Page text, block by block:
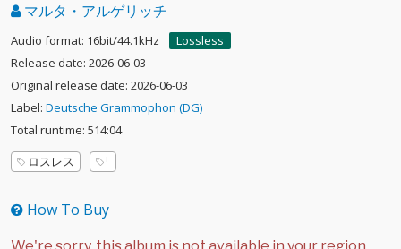
マルタ・アルゲリッチ
Audio format: 16bit/44.1kHz
Lossless
Release date: 2026-06-03
Original release date: 2026-06-03
Label: Deutsche Grammophon (DG)
Total runtime: 514:04
ロスレス
How To Buy